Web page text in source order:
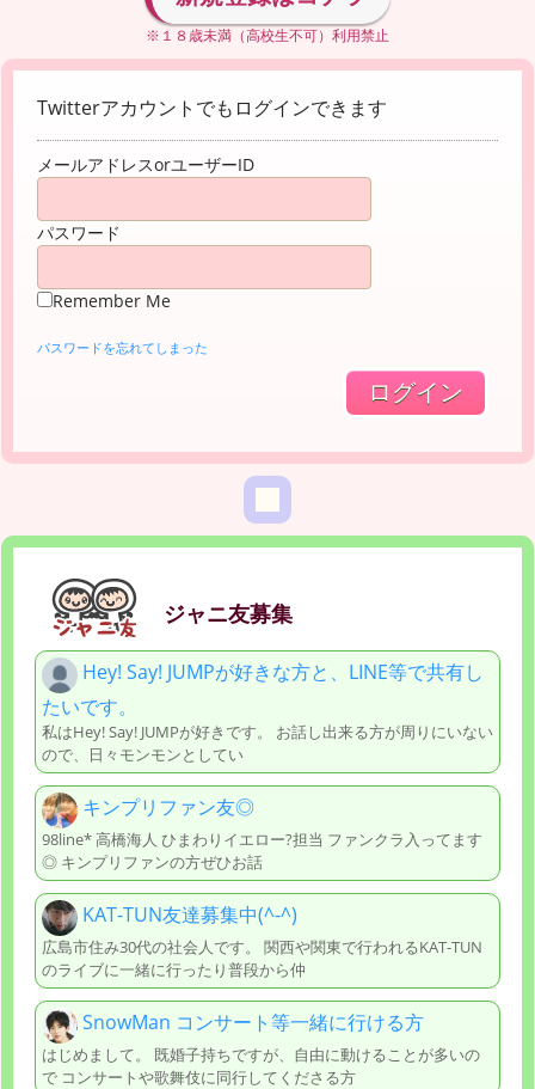
※１８歳未満（高校生不可）利用禁止
Twitterアカウントでもログインできます
メールアドレスorユーザーID
パスワード
Remember Me
パスワードを忘れてしまった
ジャニ友募集
Hey! Say! JUMPが好きな方と、LINE等で共有し
たいです。
私はHey! Say! JUMPが好きです。 お話し出来る方が周りにいない
ので、日々モンモンとしてい
キンプリファン友◎
98line* 高橋海人 ひまわりイエロー?担当 ファンクラ入ってます
◎ キンプリファンの方ぜひお話
KAT-TUN友達募集中(^-^)
広島市住み30代の社会人です。 関西や関東で行われるKAT-TUN
のライブに一緒に行ったり普段から仲
SnowMan コンサート等一緒に行ける方
はじめまして。 既婚子持ちですが、自由に動けることが多いの
で コンサートや歌舞伎に同行してくださる方